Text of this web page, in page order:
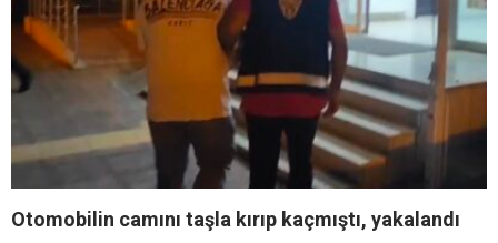
Otomobilin camını taşla kırıp kaçmıştı, yakalandı